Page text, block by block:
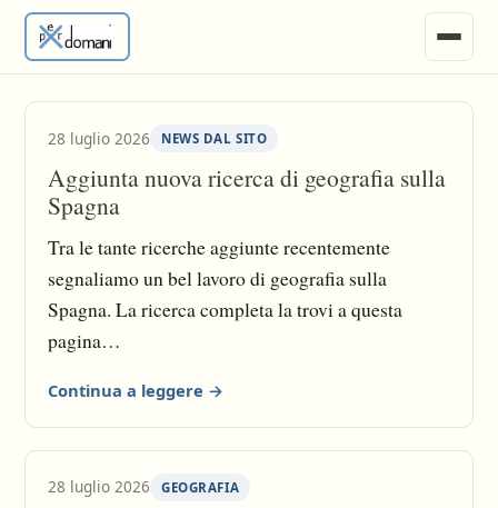
Ricerche e Appunti
Tesine
Invia Materiale
Vari
28 luglio 2026 NEWS DAL SITO
Aggiunta nuova ricerca di geografia sulla
Spagna
Tra le tante ricerche aggiunte recentemente
segnaliamo un bel lavoro di geografia sulla
Spagna. La ricerca completa la trovi a questa
pagina
ografia/spagna/
Continua a leggere →
28 luglio 2026 GEOGRAFIA